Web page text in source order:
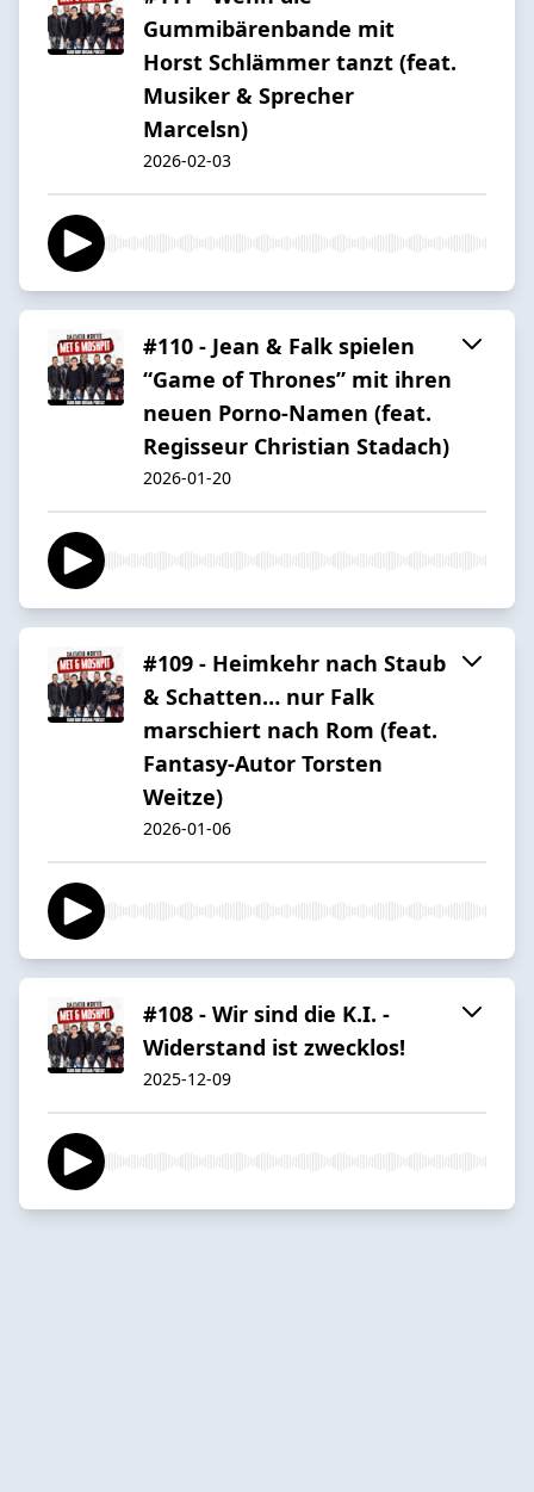
Gummibärenbande mit
Horst Schlämmer tanzt (feat.
Musiker & Sprecher
Marcelsn)
2026-02-03
#110 - Jean & Falk spielen
“Game of Thrones” mit ihren
neuen Porno-Namen (feat.
Regisseur Christian Stadach)
2026-01-20
#109 - Heimkehr nach Staub
& Schatten… nur Falk
marschiert nach Rom (feat.
Fantasy-Autor Torsten
Weitze)
2026-01-06
#108 - Wir sind die K.I. -
Widerstand ist zwecklos!
2025-12-09